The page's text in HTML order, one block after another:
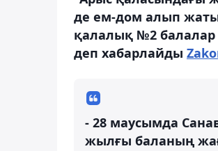
де ем-дом алып
қалалық №2 балалар
деп хабарлайды
- 28 маусымда
жылғы баланың